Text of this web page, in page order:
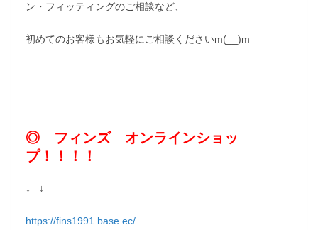
ン・フィッティングのご相談など、
初めてのお客様もお気軽にご相談くださいm(__)m
◎ フィンズ オンラインショッ
プ！！！！
↓ ↓
https://fins1991.base.ec/